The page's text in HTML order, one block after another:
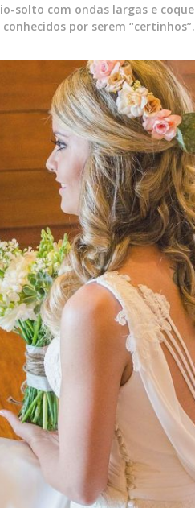
solto com ondas largas e
por serem